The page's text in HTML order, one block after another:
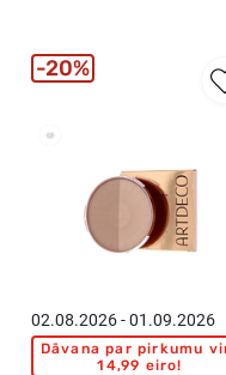
02.08.2026 - 01.09.2026
Dāvana par pirkumu
14,99 eiro!
20%